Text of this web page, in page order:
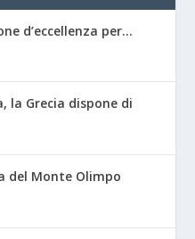
d’eccellenza per...
la Grecia dispone di
del Monte Olimpo